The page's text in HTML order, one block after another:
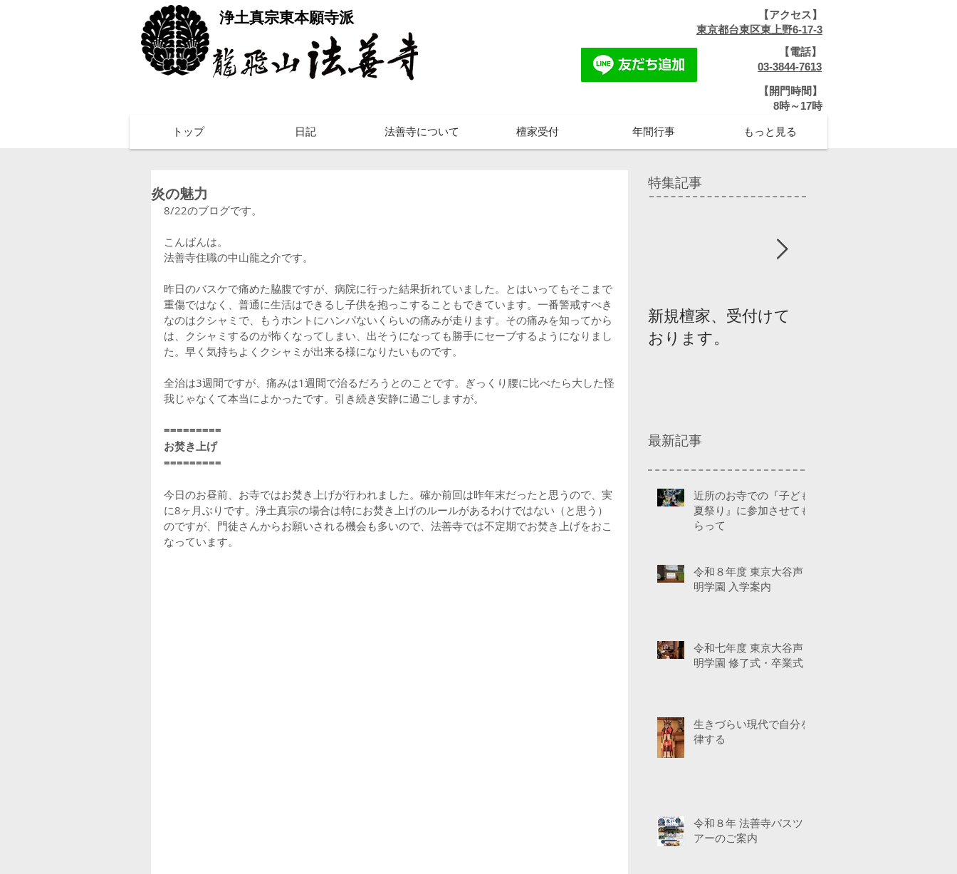
​浄土真宗東本願寺派
【アクセス】
東京都台東区東上野6-17-3
【電話】
03-3844-7613
【開門時間】
​8時～17時
トップ 日記 法善寺について 檀家受付 年間行事 もっと見る
炎の魅力
8/22のブログです。
こんばんは。
法善寺住職の中山龍之介です。
昨日のバスケで痛めた脇腹ですが、病院に行った結果折れていました。とはいってもそこまで
重傷ではなく、普通に生活はできるし子供を抱っこすることもできています。一番警戒すべき
なのはクシャミで、もうホントにハンパないくらいの痛みが走ります。その痛みを知ってから
は、クシャミするのが怖くなってしまい、出そうになっても勝手にセーブするようになりまし
た。早く気持ちよくクシャミが出来る様になりたいものです。
全治は3週間ですが、痛みは1週間で治るだろうとのことです。ぎっくり腰に比べたら大した怪
我じゃなくて本当によかったです。引き続き安静に過ごしますが。
=========
お焚き上げ
=========
今日のお昼前、お寺ではお焚き上げが行われました。確か前回は昨年末だったと思うので、実
に8ヶ月ぶりです。浄土真宗の場合は特にお焚き上げのルールがあるわけではない（と思う）
のですが、門徒さんからお願いされる機会も多いので、法善寺では不定期でお焚き上げをおこ
なっています。
特集記事
新規檀家、受付けて
おります。
最新記事
近所のお寺での『子ども
夏祭り』に参加させても
らって
令和８年度 東京大谷声
明学園 入学案内
令和七年度 東京大谷声
明学園 修了式・卒業式
生きづらい現代で自分を
律する
令和８年 法善寺バスツ
アーのご案内